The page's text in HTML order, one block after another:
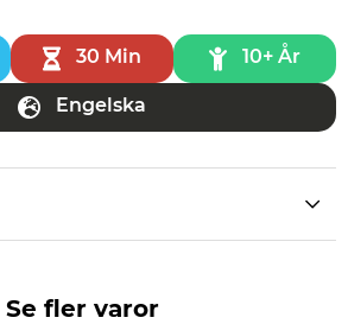
30 Min 10+ År
Engelska
Se fler varor